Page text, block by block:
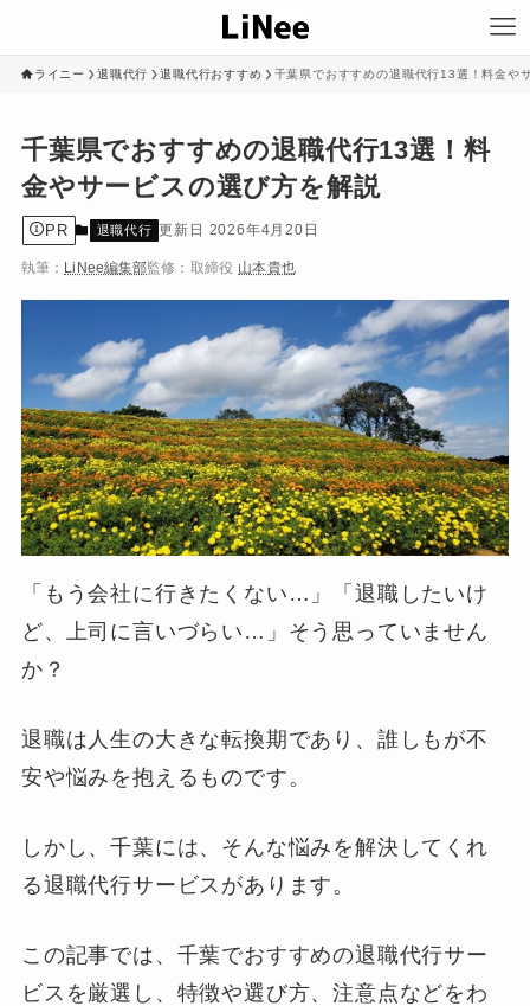
ライニー 退職代行 退職代行おすすめ 千葉県でおすすめの退職代行13選！料金や
千葉県でおすすめの退職代行13選！料
金やサービスの選び方を解説
PR 退職代行 2026年4月20日
執筆： LiNee編集部監修： 取締役 山本貴也
「もう会社に行きたくない…」「退職したいけ
ど、上司に言いづらい…」そう思っていません
か？
退職は人生の大きな転換期であり、誰しもが不
安や悩みを抱えるものです。
しかし、千葉には、そんな悩みを解決してくれ
る退職代行サービスがあります。
この記事では、千葉でおすすめの退職代行サー
ビスを厳選し、特徴や選び方、注意点などをわ